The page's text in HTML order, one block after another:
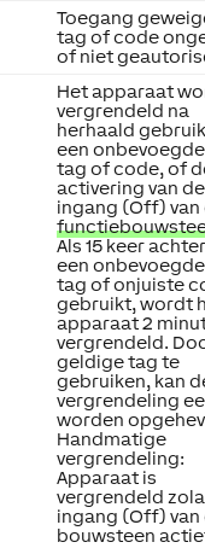
Toegang
tag of code
of niet
Het apparaat
vergrendeld na
herhaald
een
tag of code, of
activering van de
ingang (Off) van
Als 15 keer
een
tag of onjuiste
gebruikt, wordt
apparaat 2
vergrendeld.
geldige tag te
gebruiken, kan
vergrendeling
worden
Handmatige
vergrendeling:
Apparaat is
vergrendeld
ingang (Off) van
bouwsteen